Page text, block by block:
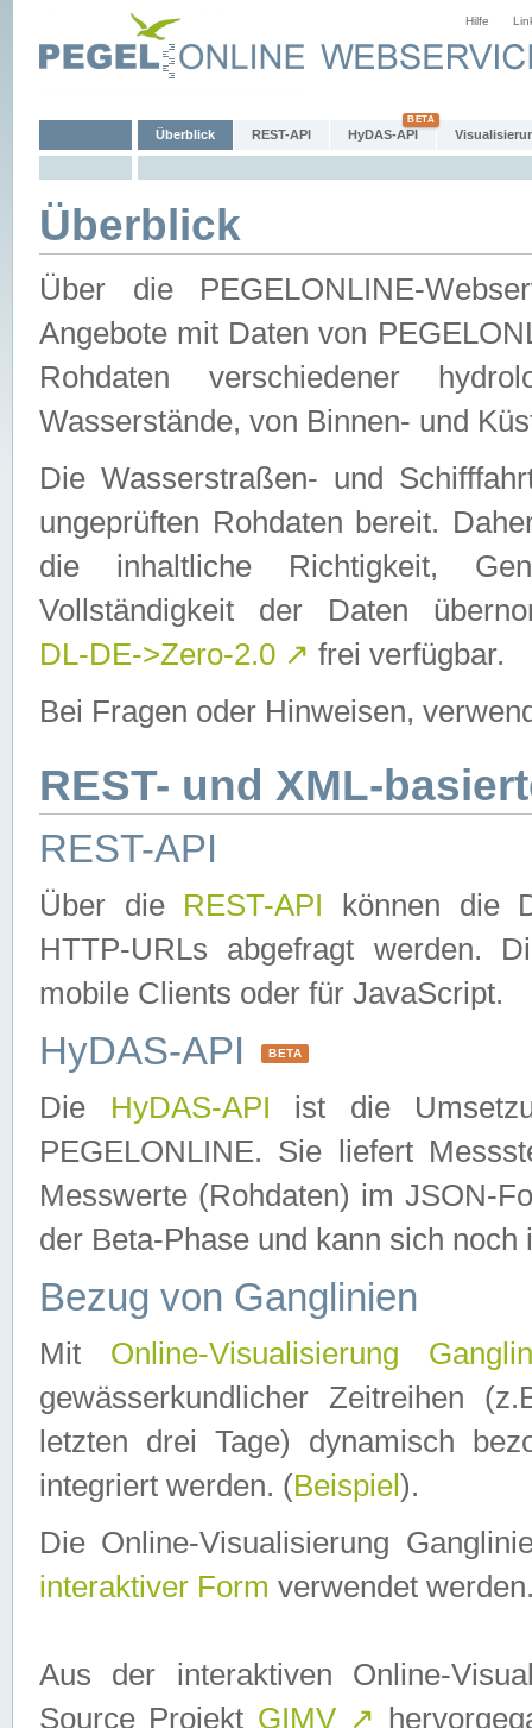
Hilfe
Überblick REST-API HyDAS-API
Überblick
Über die PEGELONLINE-
Angebote mit Daten von
Rohdaten verschiedener
Wasserstände, von Binnen- und
Die Wasserstraßen- und
ungeprüften Rohdaten bereit.
die inhaltliche Richtigkeit,
Vollständigkeit der Daten
DL-DE->Zero-2.0 ↗ frei verfügbar.
Bei Fragen oder Hinweisen,
REST- und XML-
REST-API
Über die REST-API können die
HTTP-URLs abgefragt werden.
mobile Clients oder für JavaScript.
HyDAS-API BETA
Die HyDAS-API ist die
PEGELONLINE. Sie liefert
Messwerte (Rohdaten) im JSON-
der Beta-Phase und kann sich noch
Bezug von Ganglinien
Mit Online-Visualisierung
gewässerkundlicher Zeitreihen
letzten drei Tage) dynamisch
integriert werden. (Beispiel ).
Die Online-Visualisierung
interaktiver Form verwendet
Aus der interaktiven Online-
Source Projekt GIMV ↗